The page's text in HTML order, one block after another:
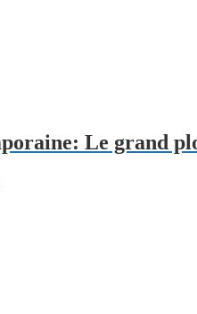
Le grand